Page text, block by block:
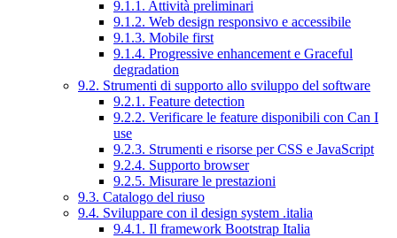
9.1.1. Attività preliminari
9.1.2. Web design responsivo e accessibile
9.1.3. Mobile first
9.1.4. Progressive enhancement e Graceful
degradation
9.2. Strumenti di supporto allo sviluppo del software
9.2.1. Feature detection
9.2.2. Verificare le feature disponibili con Can I
use
9.2.3. Strumenti e risorse per CSS e JavaScript
9.2.4. Supporto browser
9.2.5. Misurare le prestazioni
9.3. Catalogo del riuso
9.4. Sviluppare con il design system .italia
9.4.1. Il framework Bootstrap Italia